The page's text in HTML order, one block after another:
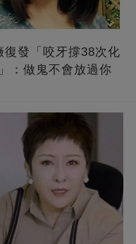
發「咬牙撐38次化
：做鬼不會放過你